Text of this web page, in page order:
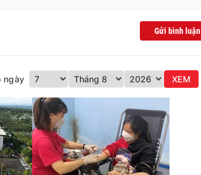
Gửi bình luận
ngày XEM